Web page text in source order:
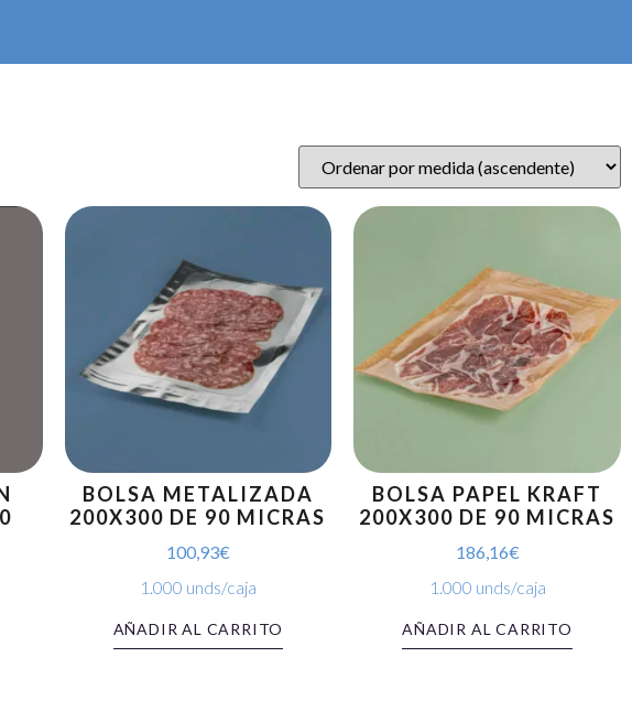
BOLSA METALIZADA
200X300 DE 90 MICRAS
100,93€
1.000 unds/caja
AÑADIR AL CARRITO
BOLSA PAPEL KRAFT
200X300 DE 90 MICRAS
186,16€
1.000 unds/caja
AÑADIR AL CARRITO